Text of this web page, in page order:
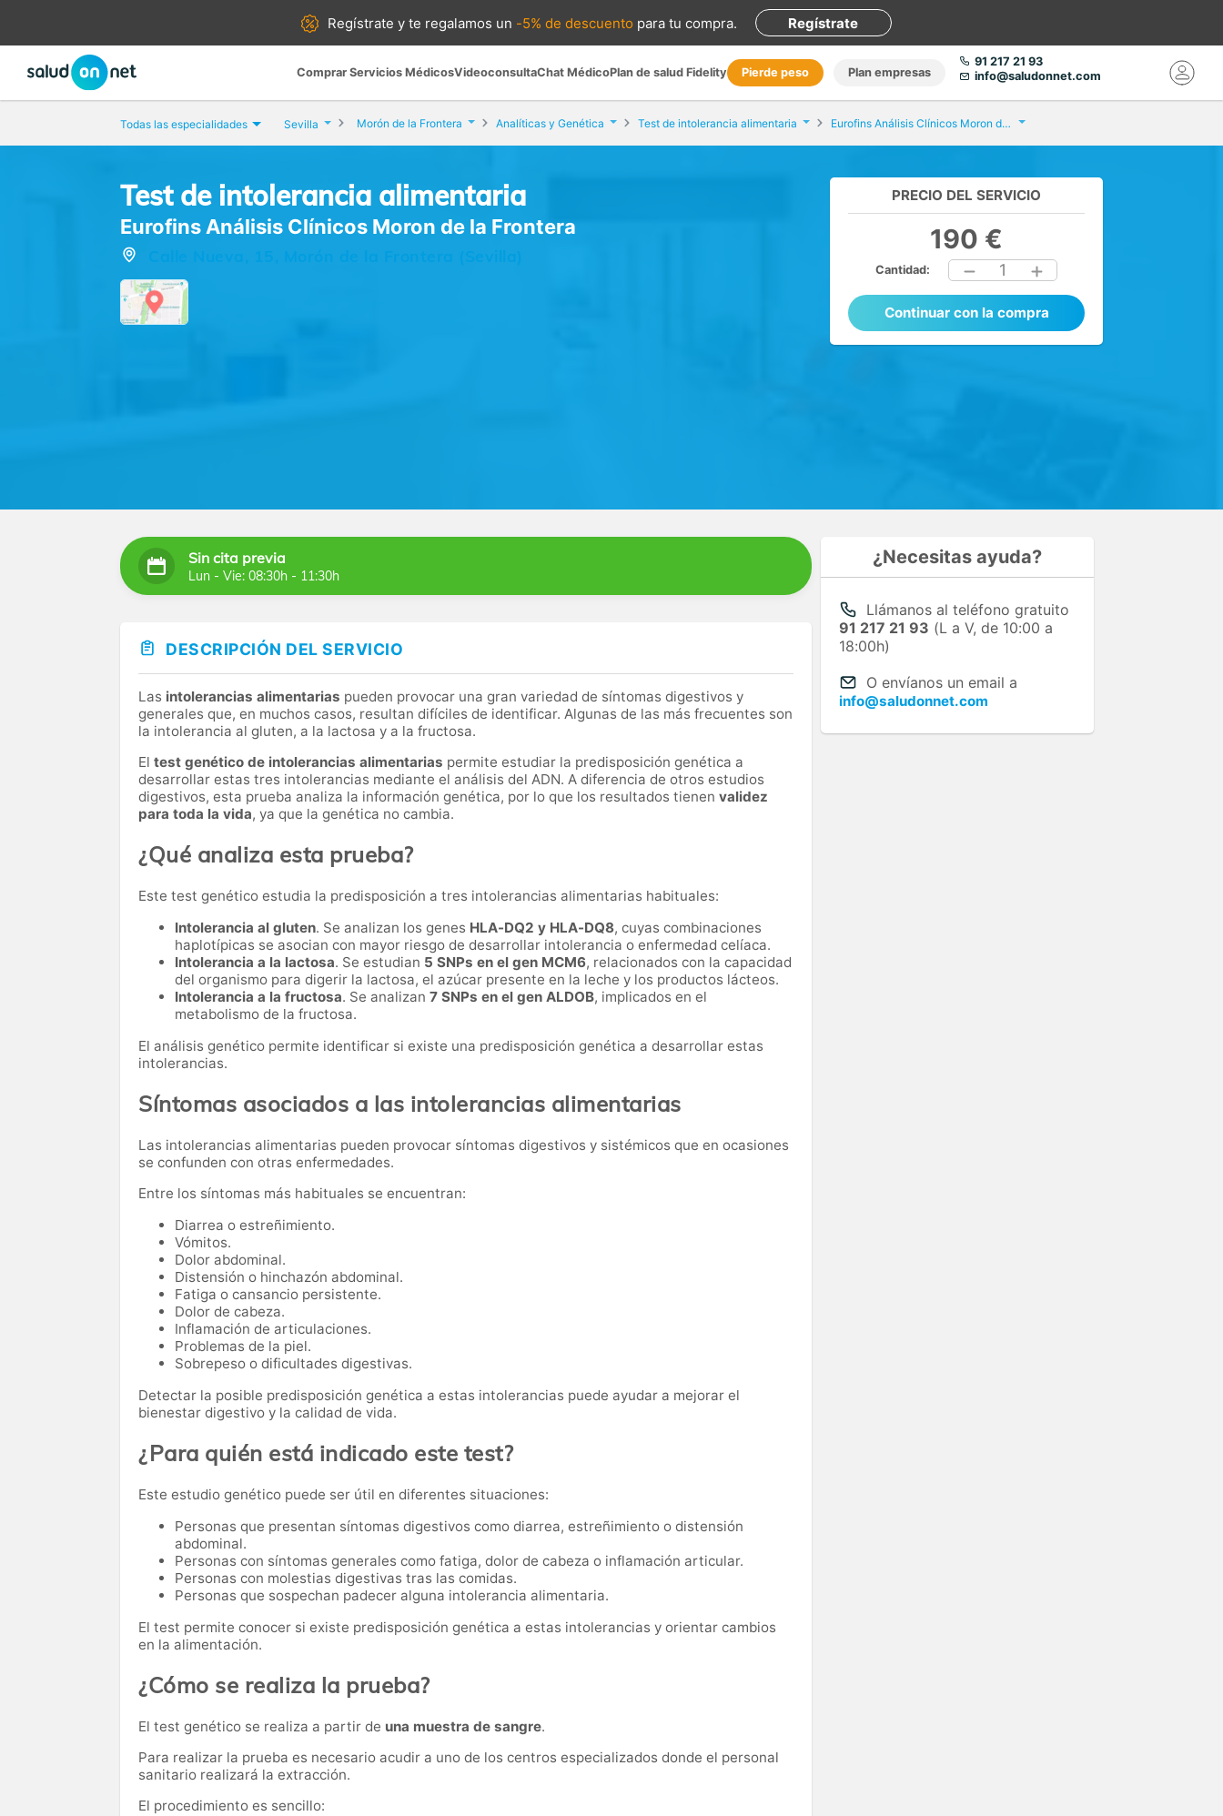
Regístrate yte regalamos un -5% de descuento para tu compra. Regístrate
Comprar Servicios MédicosVideoconsultaChat MédicoPlan de salud Fidelity Pierde peso Plan empresas
91 217 21 93
info@saludonnet.com
Todas las especialidades Sevilla Morón de la Frontera Analíticas y Genética Test de intolerancia alimentaria Eurofins Análisis Clínicos Moron de la Frontera
Test de intolerancia alimentaria
Eurofins Análisis Clínicos Moron de la Frontera
PRECIO DEL SERVICIO
190 €
Cantidad: 1
Continuar con la compra
Sin cita previa
Lun - Vie: 08:30h - 11:30h
DESCRIPCIÓN DEL SERVICIO
Las intolerancias alimentarias pueden provocar una gran variedad de síntomas digestivos y
generales que, en muchos casos, resultan difíciles de identificar. Algunas de las más frecuentes son
la intolerancia al gluten, a la lactosa y a la fructosa.
El test genético de intolerancias alimentarias permite estudiar la predisposición genética a
desarrollar estas tres intolerancias mediante el análisis del ADN. A diferencia de otros estudios
digestivos, esta prueba analiza la información genética, por lo que los resultados tienen validez
para toda la vida, ya que la genética no cambia.
¿Qué analiza esta prueba?
Este test genético estudia la predisposición a tres intolerancias alimentarias habituales:
Intolerancia al gluten. Se analizan los genes HLA-DQ2 y HLA-DQ8, cuyas combinaciones
haplotípicas se asocian con mayor riesgo de desarrollar intolerancia o enfermedad celíaca.
Intolerancia a la lactosa. Se estudian 5 SNPs en el gen MCM6, relacionados con la capacidad
del organismo para digerir la lactosa, el azúcar presente en la leche y los productos lácteos.
Intolerancia a la fructosa. Se analizan 7 SNPs en el gen ALDOB, implicados en el
metabolismo de la fructosa.
El análisis genético permite identificar si existe una predisposición genética a desarrollar estas
intolerancias.
Síntomas asociados a las intolerancias alimentarias
Las intolerancias alimentarias pueden provocar síntomas digestivos y sistémicos que en ocasiones
se confunden con otras enfermedades.
Entre los síntomas más habituales se encuentran:
Diarrea o estreñimiento.
Vómitos.
Dolor abdominal.
Distensión o hinchazón abdominal.
Fatiga o cansancio persistente.
Dolor de cabeza.
Inflamación de articulaciones.
Problemas de la piel.
Sobrepeso o dificultades digestivas.
Detectar la posible predisposición genética a estas intolerancias puede ayudar a mejorar el
bienestar digestivo y la calidad de vida.
¿Para quién está indicado este test?
Este estudio genético puede ser útil en diferentes situaciones:
Personas que presentan síntomas digestivos como diarrea, estreñimiento o distensión
abdominal.
Personas con síntomas generales como fatiga, dolor de cabeza o inflamación articular.
Personas con molestias digestivas tras las comidas.
Personas que sospechan padecer alguna intolerancia alimentaria.
El test permite conocer si existe predisposición genética a estas intolerancias y orientar cambios
en la alimentación.
¿Cómo se realiza la prueba?
El test genético se realiza a partir de una muestra de sangre.
Para realizar la prueba es necesario acudir a uno de los centros especializados donde el personal
sanitario realizará la extracción.
El procedimiento es sencillo:
¿Necesitas ayuda?
Llámanos al teléfono gratuito
91 217 21 93 (L a V, de 10:00 a
18:00h)
O envíanos un email a
info@saludonnet.com